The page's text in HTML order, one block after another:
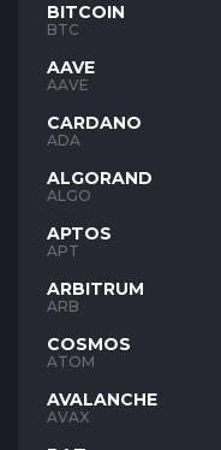
BITCOIN
BTC
AAVE
AAVE
CARDANO
ADA
ALGORAND
ALGO
APTOS
APT
ARBITRUM
ARB
COSMOS
ATOM
AVALANCHE
AVAX